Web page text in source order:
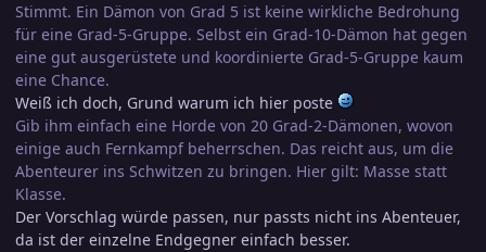
Stimmt. Ein Dämon von Grad 5 ist keine wirkliche Bedrohung
für eine Grad-5-Gruppe. Selbst ein Grad-10-Dämon hat gegen
eine gut ausgerüstete und koordinierte Grad-5-Gruppe kaum
eine Chance.
Weiß ich doch, Grund warum ich hier poste
Gib ihm einfach eine Horde von 20 Grad-2-Dämonen, wovon
einige auch Fernkampf beherrschen. Das reicht aus, um die
Abenteurer ins Schwitzen zu bringen. Hier gilt: Masse statt
Klasse.
Der Vorschlag würde passen, nur passts nicht ins Abenteuer,
da ist der einzelne Endgegner einfach besser.